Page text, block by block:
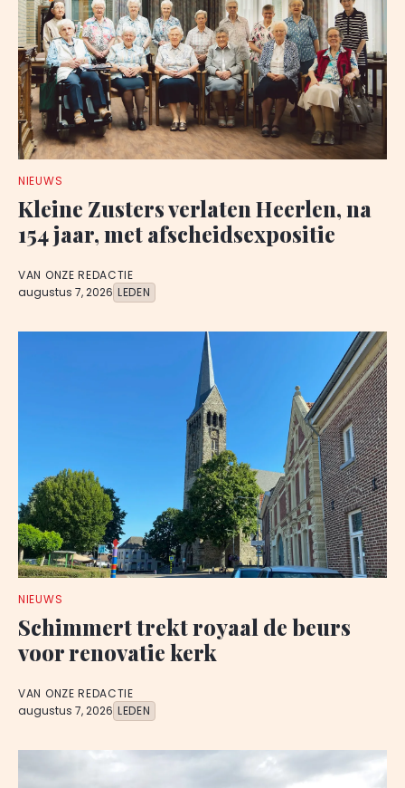
NIEUWS
Kleine Zusters verlaten Heerlen, na
154 jaar, met afscheidsexpositie
VAN ONZE REDACTIE
augustus 7, 2026 LEDEN
NIEUWS
Schimmert trekt royaal de beurs
voor renovatie kerk
VAN ONZE REDACTIE
augustus 7, 2026 LEDEN